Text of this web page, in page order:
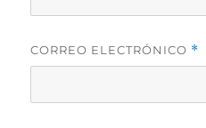
CORREO ELECTRÓNICO *